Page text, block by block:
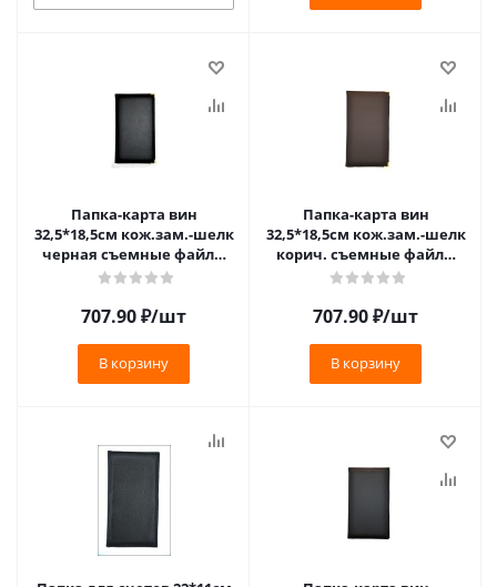
Папка-карта вин
32,5*18,5см кож.зам.-шелк
черная съемные файлы
/1/ Под заказ
707.90₽/шт
В корзину
Папка-карта вин
32,5*18,5см кож.зам.-шелк
корич. съемные файлы
/1/ Под заказ
707.90₽/шт
В корзину